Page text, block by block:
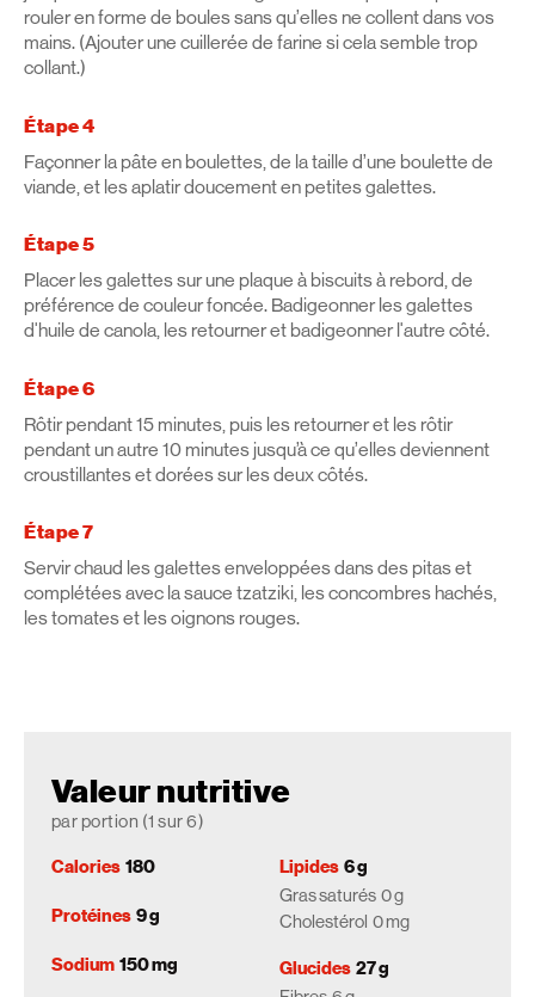
rouler en forme de boules sans qu’elles ne collent dans vos
mains. (Ajouter une cuillerée de farine si cela semble trop
collant.)
Étape 4
Façonner la pâte en boulettes, de la taille d’une boulette de
viande, et les aplatir doucement en petites galettes.
Étape 5
Placer les galettes sur une plaque à biscuits à rebord, de
préférence de couleur foncée. Badigeonner les galettes
d'huile de canola, les retourner et badigeonner l'autre côté.
Étape 6
Rôtir pendant 15 minutes, puis les retourner et les rôtir
pendant un autre 10 minutes jusqu’à ce qu’elles deviennent
croustillantes et dorées sur les deux côtés.
Étape 7
Servir chaud les galettes enveloppées dans des pitas et
complétées avec la sauce tzatziki, les concombres hachés,
les tomates et les oignons rouges.
Valeur nutritive
par portion (1 sur 6)
Calories 180
Protéines 9 g
Sodium 150 mg
Lipides 6 g
Gras saturés 0 g
Cholestérol 0 mg
Glucides 27 g